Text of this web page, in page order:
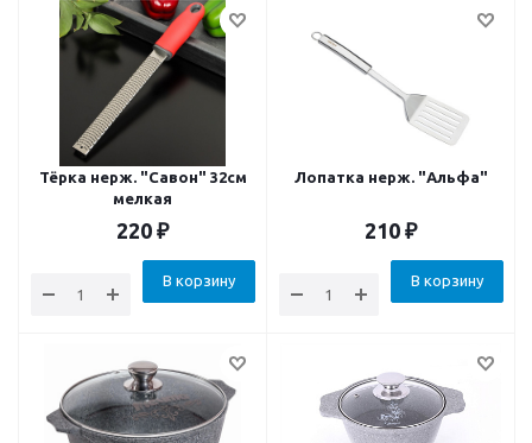
Тёрка нерж. "Савон" 32см
мелкая
220 ₽
В корзину
Лопатка нерж. "Альфа"
210 ₽
В корзину